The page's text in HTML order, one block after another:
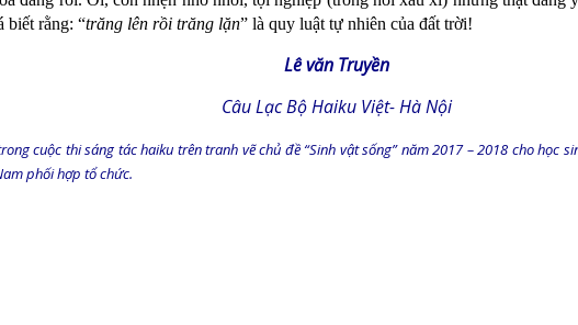
biết rằng: “trăng lên rồi trăng lặn” là quy luật tự nhiên của đất trời!
Lê văn Truyền
Câu Lạc Bộ Haiku Việt- Hà Nội
cuộc thi sáng tác haiku trên tranh vẽ chủ đề “Sinh vật sống” năm 2017 – 2018 cho học
phối hợp tổ chức.